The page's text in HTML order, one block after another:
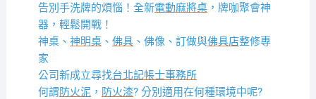
告別手洗牌的煩惱！全新電動麻將桌，牌咖聚會神
器，輕鬆開戰！
神桌、 神明桌、 佛具、佛像、訂做與佛具店整修專
家
公司新成立尋找台北記帳士事務所
何謂防火泥， 防火漆? 分別適用在何種環境中呢?